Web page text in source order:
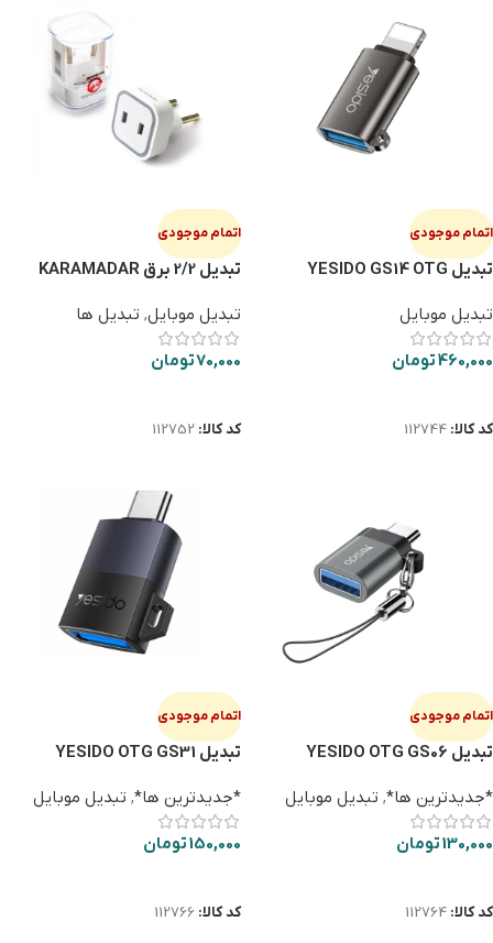
اتمام موجودی
تبدیل YESIDO GS14 OTG
تبدیل موبایل
460,000تومان
کد کالا: 112744
اتمام موجودی
تبدیل 2/2 برق KARAMADAR
تبدیل موبایل, تبدیل ها
70,000تومان
کد کالا: 112752
اتمام موجودی
تبدیل YESIDO OTG GS06
*جدیدترین ها*, تبدیل موبایل
130,000تومان
کد کالا: 112764
اتمام موجودی
تبدیل YESIDO OTG GS31
*جدیدترین ها*, تبدیل موبایل
150,000تومان
کد کالا: 112766